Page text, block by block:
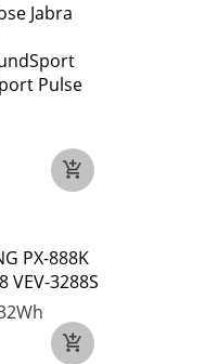
Jabra
Pulse
PX-888K
VEV-3288S